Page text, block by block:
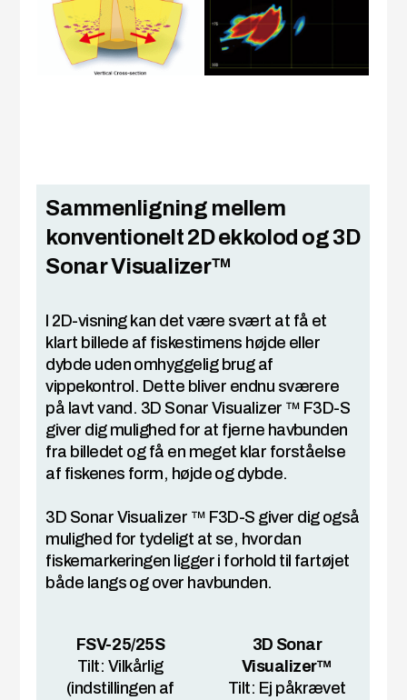
Sammenligning mellem
konventionelt 2D ekkolod og 3D
Sonar Visualizer™
I 2D-visning kan det være svært at få et
klart billede af fiskestimens højde eller
dybde uden omhyggelig brug af
vippekontrol. Dette bliver endnu sværere
på lavt vand. 3D Sonar Visualizer ™ F3D-S
giver dig mulighed for at fjerne havbunden
fra billedet og få en meget klar forståelse
af fiskenes form, højde og dybde.
3D Sonar Visualizer ™ F3D-S giver dig også
mulighed for tydeligt at se, hvordan
fiskemarkeringen ligger i forhold til fartøjet
både langs og over havbunden.
FSV-25/25S
Tilt: Vilkårlig
(indstillingen af
3D Sonar
Visualizer™
Tilt: Ej påkrævet